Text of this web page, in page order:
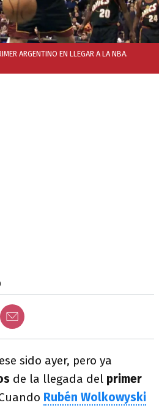
ARGENTINO EN LLEGAR A LA NBA.
sido ayer, pero ya
de la llegada del primer
Rubén Wolkowyski